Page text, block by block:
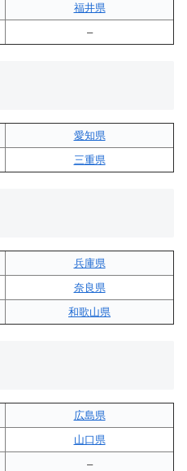
福井県
–
愛知県
三重県
兵庫県
奈良県
和歌山県
広島県
山口県
–